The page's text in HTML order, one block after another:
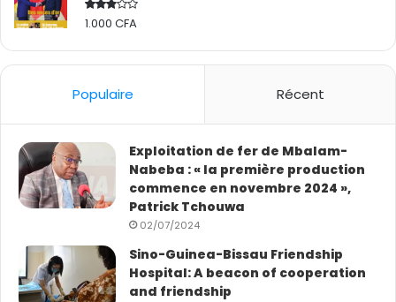
Rated
1.000 CFA
Populaire Récent
Exploitation de fer de Mbalam-
Nabeba : « la première production
commence en novembre 2024 »,
Patrick Tchouwa
02/07/2024
Sino-Guinea-Bissau Friendship
Hospital: A beacon of cooperation
and friendship